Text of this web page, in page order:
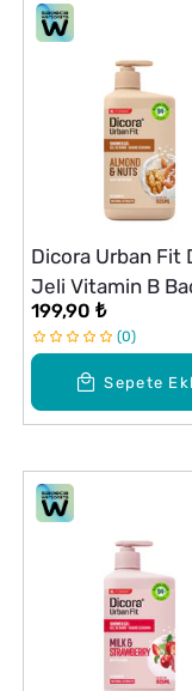
Sepete
Dicora Urban Fit
Jeli Vitamin B
ve Fındık 825 ml
199,90 ₺
0